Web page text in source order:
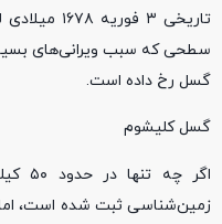
سطحی که سبب ویرانی‌های
گسل رخ داده است.
گسل کلیشوم
اگر